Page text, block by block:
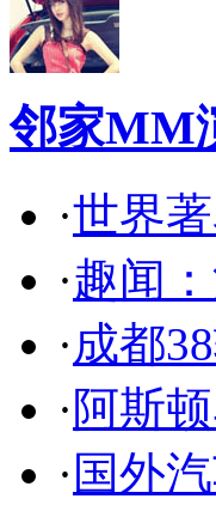
邻家MM
·世界
·趣闻
·成都
·阿斯
· 国外